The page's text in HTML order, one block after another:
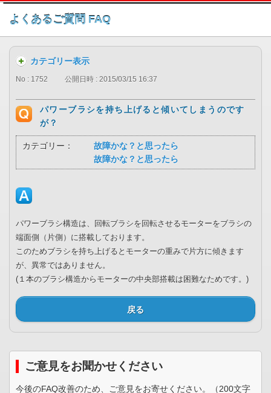
このページの本文へ
よくあるご質問 FAQ
カテゴリー表示
No : 1752 公開日時 : 2015/03/15 16:37
パワーブラシを持ち上げると傾いてしまうのです
が？
カテゴリー：
故障かな？と思ったら
故障かな？と思ったら
パワーブラシ構造は、回転ブラシを回転させるモーターをブラシの
端面側（片側）に搭載しております。
このためブラシを持ち上げるとモーターの重みで片方に傾きます
が、異常ではありません。
(１本のブラシ構造からモーターの中央部搭載は困難なためです。)
戻る
ご意見をお聞かせください
今後のFAQ改善のため、ご意見をお寄せください。（200文字